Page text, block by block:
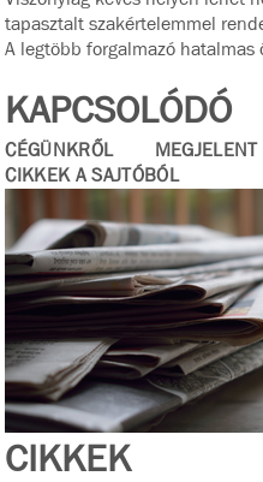
tapasztalt szakértelemmel
A legtöbb forgalmazó hatalmas
KAPCSOLÓDÓ
CÉGÜNKRŐL MEGJELENT
CIKKEK A SAJTÓBÓL
CIKKEK